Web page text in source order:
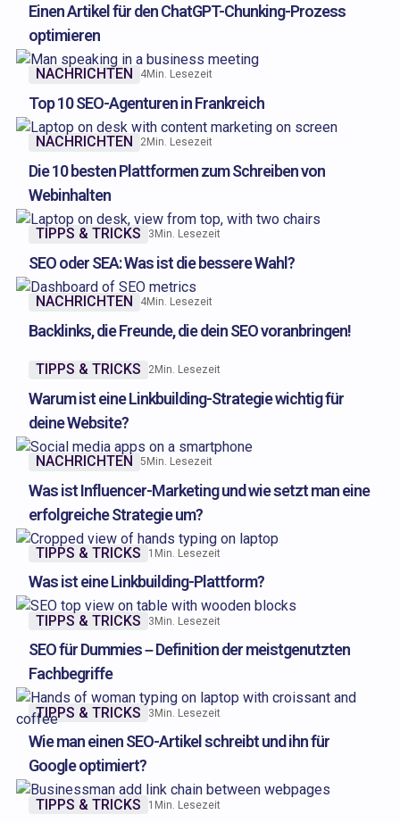
Einen Artikel für den ChatGPT-Chunking-Prozess
optimieren
NACHRICHTEN 4Min. Lesezeit
Top 10 SEO-Agenturen in Frankreich
NACHRICHTEN 2Min. Lesezeit
Die 10 besten Plattformen zum Schreiben von
Webinhalten
TIPPS & TRICKS 3 Min. Lesezeit
SEO oder SEA: Was ist die bessere Wahl?
NACHRICHTEN 4Min. Lesezeit
Backlinks, die Freunde, die dein SEO voranbringen!
TIPPS & TRICKS 2Min. Lesezeit
Warum ist eine Linkbuilding-Strategie wichtig für
deine Website?
NACHRICHTEN 5 Min. Lesezeit
Was ist Influencer-Marketing und wie setzt man eine
erfolgreiche Strategie um?
TIPPS & TRICKS 1 Min. Lesezeit
Was ist eine Linkbuilding-Plattform?
TIPPS & TRICKS 3 Min. Lesezeit
SEO für Dummies – Definition der meistgenutzten
Fachbegriffe
TIPPS & TRICKS 3 Min. Lesezeit
Wie man einen SEO-Artikel schreibt und ihn für
Google optimiert?
TIPPS & TRICKS 1 Min. Lesezeit